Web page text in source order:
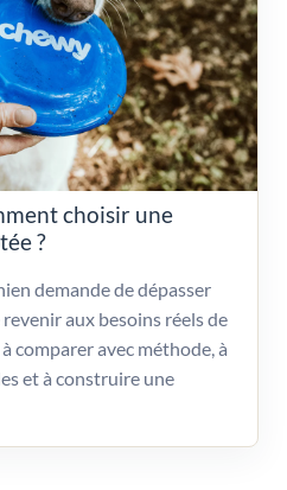
choisir une
?
demande de dépasser
aux besoins réels de
comparer avec méthode, à
et à construire une